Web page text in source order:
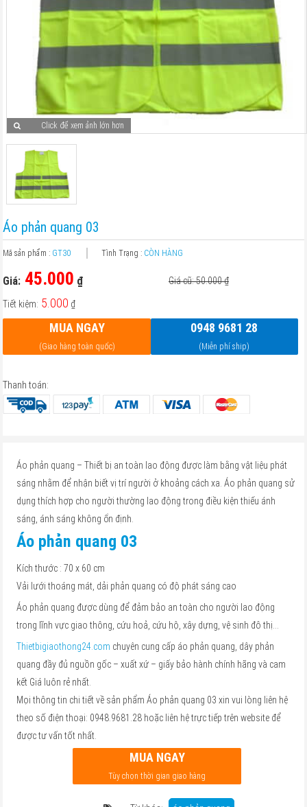
Click để xem ảnh lớn hơn
Áo phản quang 03
Mã sản phẩm : GT30 Tình Trạng : CÒN HÀNG
Giá: 45.000 ₫ Giá cũ: 50.000₫
Tiết kiệm: 5.000 ₫
MUA NGAY
(Giao hàng toàn quốc)
0948 9681 28
(Miễn phí ship)
Thanh toán:
Áo phản quang – Thiết bị an toàn lao động được làm bằng vật liệu phát
sáng nhằm để nhận biết vị trí người ở khoảng cách xa. Áo phản quang sử
dụng thích hợp cho người thường lao động trong điều kiện thiếu ánh
sáng, ánh sáng không ổn định.
Áo phản quang 03
Kích thước : 70 x 60 cm
Vải lưới thoáng mát, dải phản quang có độ phát sáng cao
Áo phản quang được dùng để đảm bảo an toàn cho người lao động
trong lĩnh vực giao thông, cứu hoả, cứu hộ, xây dựng, vệ sinh đô thị…
Thietbigiaothong24.com chuyên cung cấp áo phản quang, dây phản
quang đầy đủ nguồn gốc – xuất xứ – giấy bảo hành chính hãng và cam
kết Giá luôn rẻ nhất.
Mọi thông tin chi tiết về sản phẩm Áo phản quang 03 xin vui lòng liên hệ
theo số điện thoại: 0948.9681.28 hoặc liên hệ trực tiếp trên website để
được tư vấn tốt nhất.
MUA NGAY
Tùy chọn thời gian giao hàng